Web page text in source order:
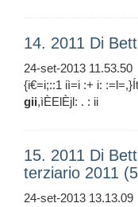
14. 2011 Di
24-set-2013 11.53.50
{i€=i;::1 iì=i :+ i:
gii,ìÈElÈjl: . : ii
15. 2011 Di
terziario 2011
24-set-2013 13.13.09